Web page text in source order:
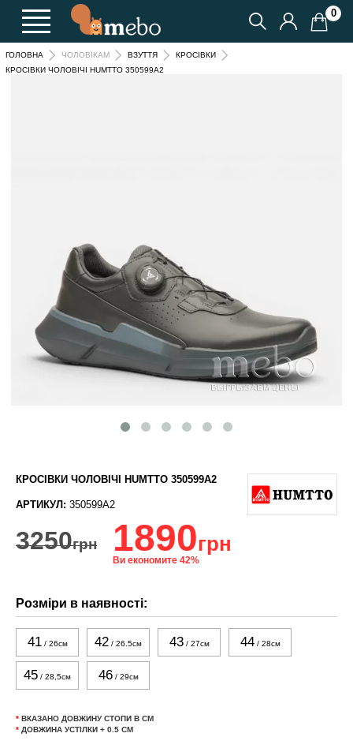
0
ГОЛОВНА ЧОЛОВІКАМ ВЗУТТЯ
КРОСІВКИ
КРОСІВКИ ЧОЛОВІЧІ HUMTTO 350599A2
КРОСІВКИ ЧОЛОВІЧІ HUMTTO 350599A2
АРТИКУЛ: 350599A2
3250грн 1890грн
Ви економите 42%
Розміри в наявності:
41/ 26см 42 / 26.5см 43/ 27см 44/ 28см
45 / 28,5см 46/ 29см
* ВКАЗАНО ДОВЖИНУ СТОПИ В СМ
* ДОВЖИНА УСТІЛКИ + 0.5 СМ